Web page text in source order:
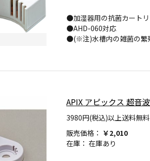
●加湿器用の抗菌カート
●AHD-060対応
●(※注)水槽内の雑菌の繁
APIX アピックス 超音
3980円(税込)以上送料無
販売価格： ￥2,010
在庫： 在庫あり